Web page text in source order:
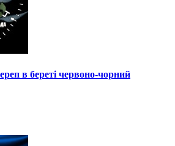
в береті червоно-чорний